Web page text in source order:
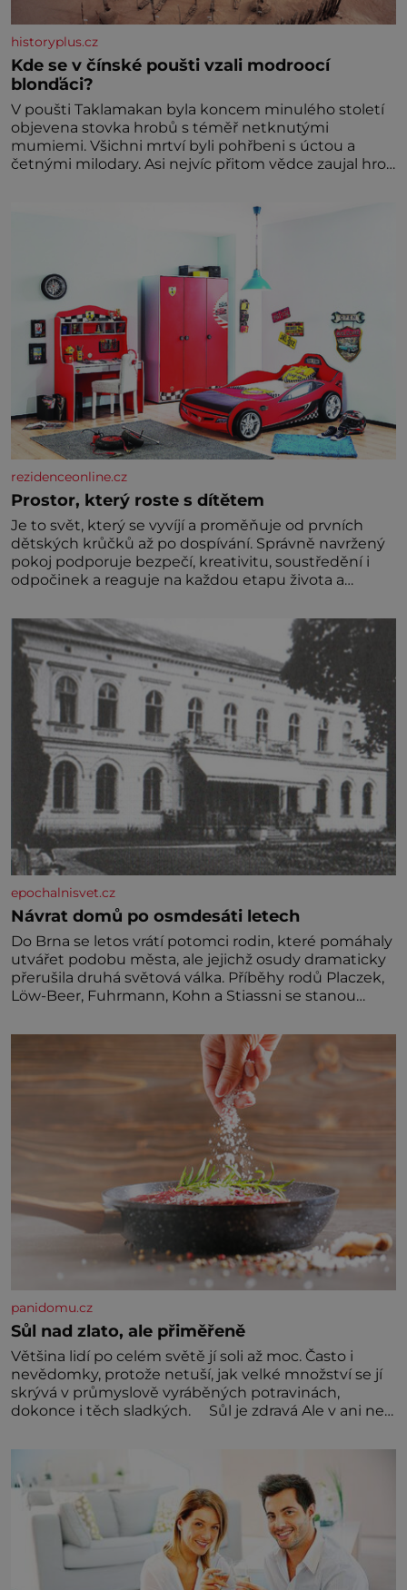
historyplus.cz
Kde se v čínské poušti vzali modroocí
blonďáci?
V poušti Taklamakan byla koncem minulého století
objevena stovka hrobů s téměř netknutými
mumiemi. Všichni mrtví byli pohřbeni s úctou a
četnými milodary. Asi nejvíc přitom vědce zaujal hrob
dávných lidí nesmírně dobře zachovalá, přičítají
odborníci zdejším klimatickým podmínkám. Sucho,
rezidenceonline.cz
Prostor, který roste s dítětem
Je to svět, který se vyvíjí a proměňuje od prvních
dětských krůčků až po dospívání. Správně navržený
pokoj podporuje bezpečí, kreativitu, soustředění i
odpočinek a reaguje na každou etapu života a
jednoduchost, měkkost a bezpečí, proto by pokoj
miminka měl působit především klidně a útulně.
Předškolní věk je
epochalnisvet.cz
Návrat domů po osmdesáti letech
Do Brna se letos vrátí potomci rodin, které pomáhaly
utvářet podobu města, ale jejichž osudy dramaticky
přerušila druhá světová válka. Příběhy rodů Placzek,
Löw-Beer, Fuhrmann, Kohn a Stiassni se stanou
židovské kultury ŠTETL FEST 2026. Některé návraty
nejsou jednoduché. Místa, která si člověk pamatuje z
rodinných vyprávění, už dávno
panidomu.cz
Sůl nad zlato, ale přiměřeně
Většina lidí po celém světě jí soli až moc. Často i
nevědomky, protože netuší, jak velké množství se jí
skrývá v průmyslově vyráběných potravinách,
dokonce i těch sladkých. Sůl je zdravá Ale v ani ne
běžné. Její základní složky– sodík a chlór – jsou